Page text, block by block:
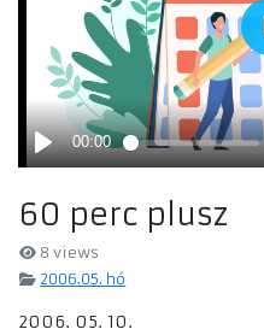
60 perc plusz
8 views
2006.05. hó
2006. 05. 10.